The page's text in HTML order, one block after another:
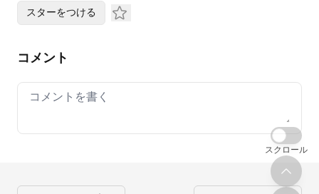
スターをつける
コメント
Your comment
スクロール